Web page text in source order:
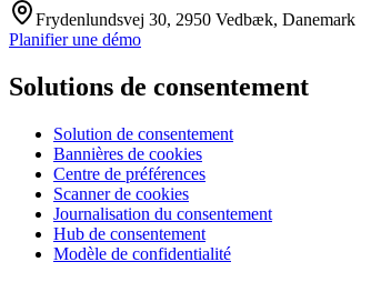
Frydenlundsvej 30, 2950 Vedbæk, Danemark
Planifier une démo
Solutions de consentement
Solution de consentement
Bannières de cookies
Centre de préférences
Scanner de cookies
Journalisation du consentement
Hub de consentement
Modèle de confidentialité